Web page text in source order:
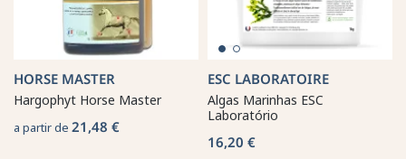
HORSE MASTER
Hargophyt Horse Master
a partir de 21,48 €
ESC LABORATOIRE
Algas Marinhas ESC
Laboratório
16,20 €